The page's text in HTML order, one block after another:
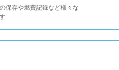
保存や燃費記録など様々な